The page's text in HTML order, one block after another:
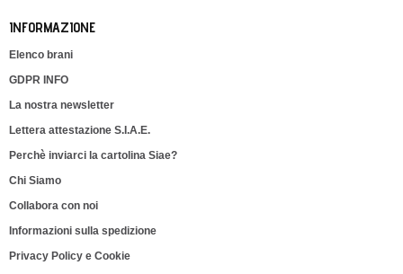
INFORMAZIONE
Elenco brani
GDPR INFO
La nostra newsletter
Lettera attestazione S.I.A.E.
Perchè inviarci la cartolina Siae?
Chi Siamo
Collabora con noi
Informazioni sulla spedizione
Privacy Policy e Cookie